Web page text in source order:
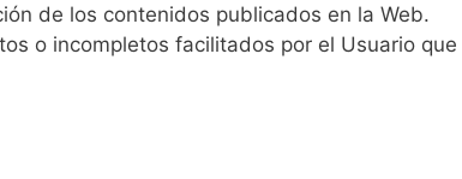
de los contenidos publicados en la Web.
o incompletos facilitados por el Usuario